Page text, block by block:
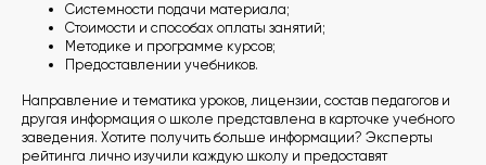
Системности подачи материала;
Стоимости и способах оплаты занятий;
Методике и программе курсов;
Предоставлении учебников.
Направление и тематика уроков, лицензии, состав педагогов и
другая информация о школе представлена в карточке учебного
заведения. Хотите получить больше информации? Эксперты
рейтинга лично изучили каждую школу и предоставят